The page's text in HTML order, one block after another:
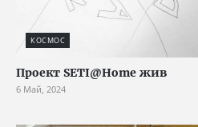
КОСМОС
Проект SETI@Home жив
6 Май, 2024